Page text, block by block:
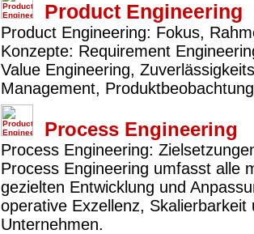
Product Engineering
Product Engineering: Fokus,
Konzepte: Requirement
Value Engineering,
Management,
Process Engineering
Process Engineering:
Process Engineering umfasst alle
gezielten Entwicklung und
operative Exzellenz,
Unternehmen.